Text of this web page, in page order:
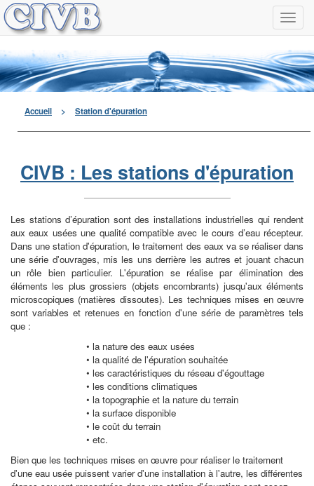
à
Accueil > Station d'épuration
CIVB : Les stations d'épuration
Les stations d’épuration sont des installations industrielles qui rendent
aux eaux usées une qualité compatible avec le cours d’eau récepteur.
Dans une station d'épuration, le traitement des eaux va se réaliser dans
une série d'ouvrages, mis les uns derrière les autres et jouant chacun
un rôle bien particulier. L'épuration se réalise par élimination des
éléments les plus grossiers (objets encombrants) jusqu'aux éléments
microscopiques (matières dissoutes). Les techniques mises en œuvre
sont variables et retenues en fonction d'une série de paramètres tels
que :
• la nature des eaux usées
• la qualité de l'épuration souhaitée
• les caractéristiques du réseau d'égouttage
• les conditions climatiques
• la topographie et la nature du terrain
• la surface disponible
• le coût du terrain
• etc.
Bien que les techniques mises en œuvre pour réaliser le traitement
d'une eau usée puissent varier d'une installation à l'autre, les différentes